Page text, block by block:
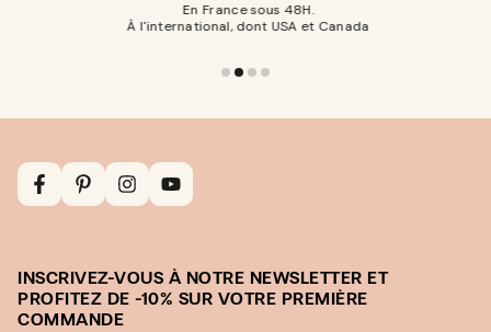
En France sous 48H.
À l'international, dont USA et Canada
INSCRIVEZ-VOUS À NOTRE NEWSLETTER ET
PROFITEZ DE -10% SUR VOTRE PREMIÈRE
COMMANDE
FacebookPinterestInstagramYouTube